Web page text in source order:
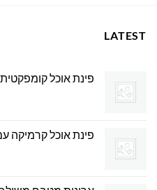
LATEST
פינת אוכל קומפקטית עם 4 כיסאות
פינת אוכל קרמיקה עם 4